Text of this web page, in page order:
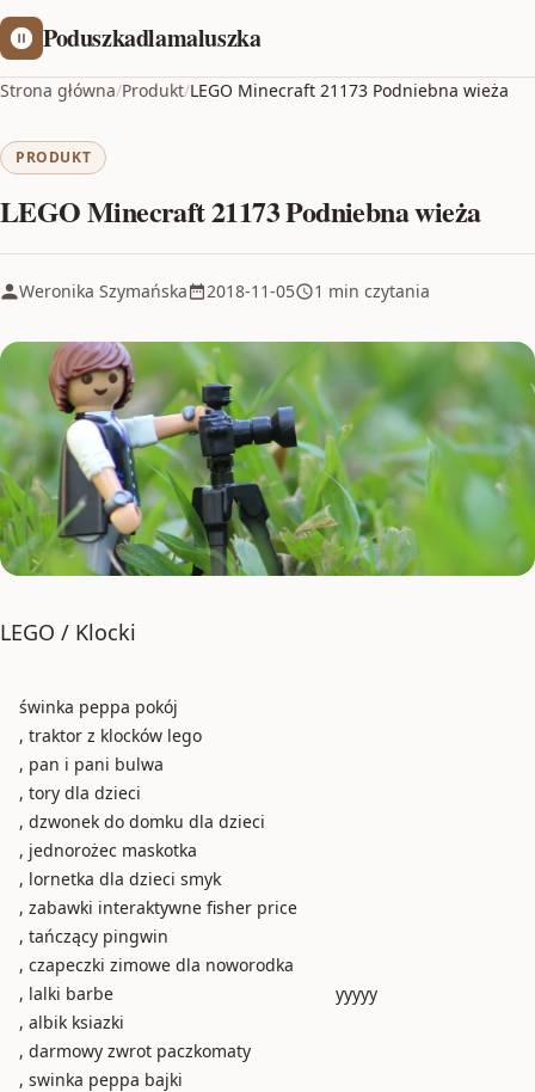
Poduszkadlamaluszka
Strona główna/Produkt/LEGO Minecraft 21173 Podniebna wieża
PRODUKT
LEGO Minecraft 21173 Podniebna wieża
Weronika Szymańska 2018-11-05 1 min czytania
LEGO / Klocki
świnka peppa pokój
, traktor z klocków lego
, pan i pani bulwa
, tory dla dzieci
, dzwonek do domku dla dzieci
, jednorożec maskotka
, lornetka dla dzieci smyk
, zabawki interaktywne fisher price
, tańczący pingwin
, czapeczki zimowe dla noworodka
, lalki barbe
, albik ksiazki
, darmowy zwrot paczkomaty
, swinka peppa bajki
yyyyy